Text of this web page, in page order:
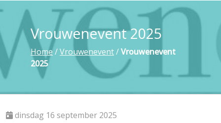
Vrouwenevent 2025
Home/Vrouwenevent/Vrouwenevent
2025
dinsdag 16 september 2025